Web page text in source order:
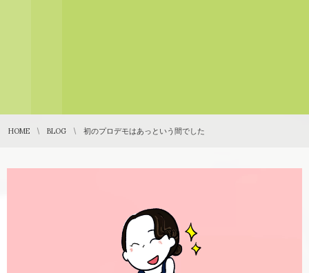
HOME BLOG 初のプロデモはあっという間でした